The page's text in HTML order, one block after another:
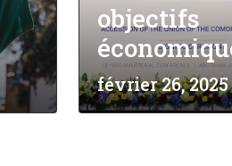
objectifs
février 26, 2025